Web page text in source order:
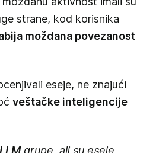
strane, kod korisnika
moždana povezanost
eseje, ne znajući
veštačke inteligencije
LLMgrupe, ali su eseje